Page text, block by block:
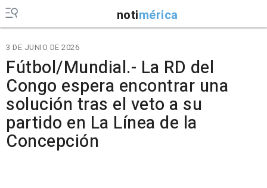
notimérica
3 DE JUNIO DE 2026
Fútbol/Mundial.- La RD del
Congo espera encontrar una
solución tras el veto a su
partido en La Línea de la
Concepción